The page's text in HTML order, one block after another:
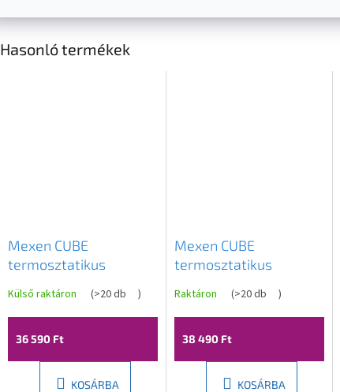
Hasonló termékek
Mexen CUBE
termosztatikus
króm, 77910-00
Külső raktáron (>20 db )
36 590 Ft
KOSÁRBA
Mexen CUBE
termosztatikus
fekete, 77910-70
Raktáron (>20 db )
38 490 Ft
KOSÁRBA